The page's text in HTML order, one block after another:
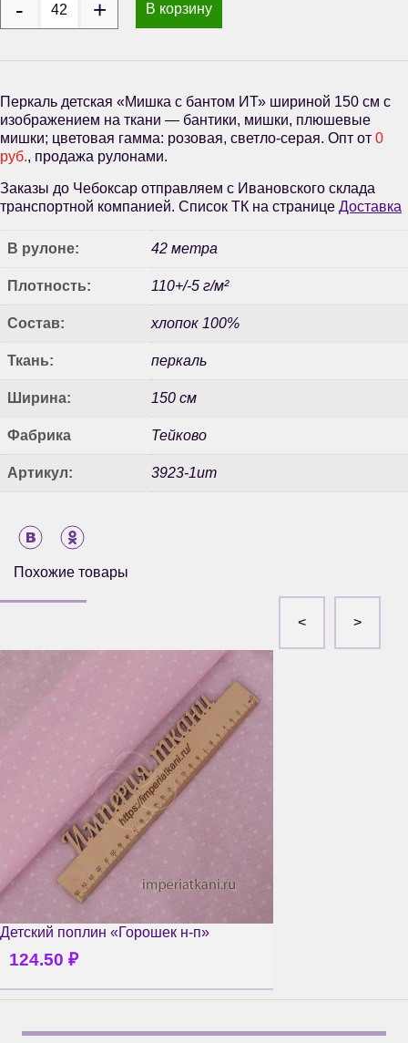
В корзину
Перкаль детская «Мишка с бантом ИТ» шириной 150 см с
изображением на ткани — бантики, мишки, плюшевые
мишки; цветовая гамма: розовая, светло-серая. Опт от 0
руб., продажа рулонами.
Заказы до Чебоксар отправляем с Ивановского склада
транспортной компанией. Список ТК на странице Доставка
В рулоне: 42 метра
Плотность: 110+/-5 г/м²
Состав: хлопок 100%
Ткань: перкаль
Ширина: 150 см
Фабрика Тейково
Артикул: 3923-1ит
Похожие товары
Детский поплин «Горошек н-п»
124.50 ₽